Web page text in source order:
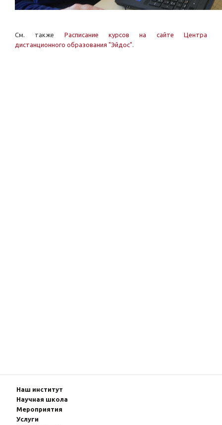
См. также Расписание курсов на сайте Центра
дистанционного образования "Эйдос".
Наш институт
Научная школа
Мероприятия
Услуги